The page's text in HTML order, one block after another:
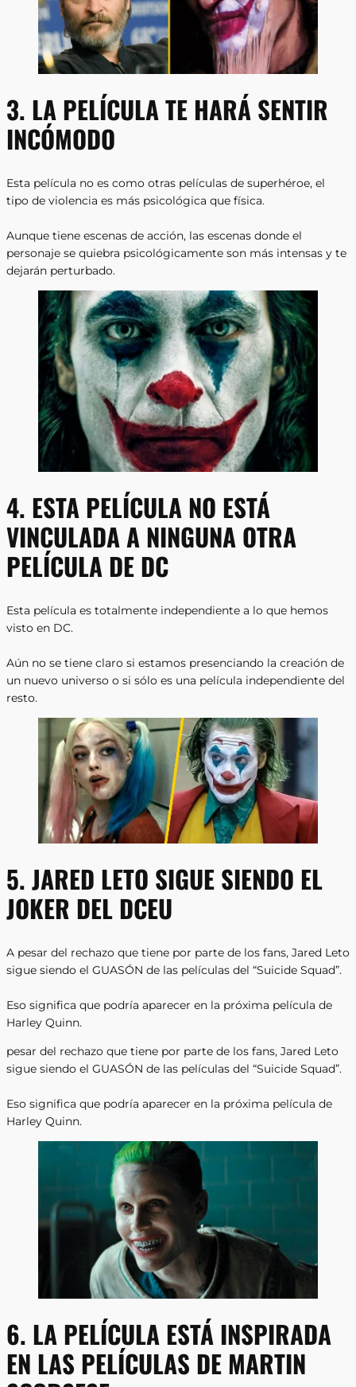
3. LA PELÍCULA TE HARÁ SENTIR
INCÓMODO
Esta película no es como otras películas de superhéroe, el
tipo de violencia es más psicológica que física.
Aunque tiene escenas de acción, las escenas donde el
personaje se quiebra psicológicamente son más intensas y te
dejarán perturbado.
4. ESTA PELÍCULA NO ESTÁ
VINCULADA A NINGUNA OTRA
PELÍCULA DE DC
Esta película es totalmente independiente a lo que hemos
visto en DC.
Aún no se tiene claro si estamos presenciando la creación de
un nuevo universo o si sólo es una película independiente del
resto.
5. JARED LETO SIGUE SIENDO EL
JOKER DEL DCEU
A pesar del rechazo que tiene por parte de los fans, Jared Leto
sigue siendo el GUASÓN de las películas del “Suicide Squad”.
Eso significa que podría aparecer en la próxima película de
Harley Quinn.
pesar del rechazo que tiene por parte de los fans, Jared Leto
sigue siendo el GUASÓN de las películas del “Suicide Squad”.
Eso significa que podría aparecer en la próxima película de
Harley Quinn.
6. LA PELÍCULA ESTÁ INSPIRADA
EN LAS PELÍCULAS DE MARTIN